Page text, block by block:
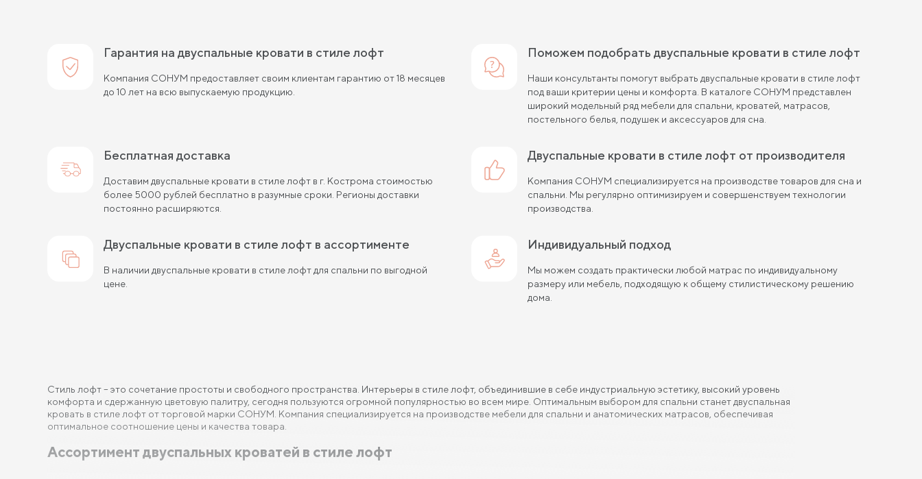
Гарантия на двуспальные кровати в стиле лофт
Компания СОНУМ предоставляет своим клиентам гарантию от 18 месяцев
до 10 лет на всю выпускаемую продукцию.
Поможем подобрать двуспальные кровати в стиле лофт
Наши консультанты помогут выбрать двуспальные кровати в стиле лофт
под ваши критерии цены и комфорта. В каталоге СОНУМ представлен
широкий модельный ряд мебели для спальни, кроватей, матрасов,
постельного белья, подушек и аксессуаров для сна.
Бесплатная доставка
Доставим двуспальные кровати в стиле лофт в г. Кострома стоимостью
более 5000 рублей бесплатно в разумные сроки. Регионы доставки
постоянно расширяются.
двуспальные кровати в стиле лофт от производителя
Компания СОНУМ специализируется на производстве товаров для сна и
спальни. Мы регулярно оптимизируем и совершенствуем технологии
производства.
двуспальные кровати в стиле лофт в ассортименте
В наличии двуспальные кровати в стиле лофт для спальни по выгодной
цене.
Индивидуальный подход
Мы можем создать практически любой матрас по индивидуальному
размеру или мебель, подходящую к общему стилистическому решению
дома.
Стиль лофт – это сочетание простоты и свободного пространства. Интерьеры в стиле лофт, объединившие в себе индустриальную эстетику, высокий уровень
комфорта и сдержанную цветовую палитру, сегодня пользуются огромной популярностью во всем мире. Оптимальным выбором для спальни станет двуспальная
кровать в стиле лофт от торговой марки СОНУМ. Компания специализируется на производстве мебели для спальни и анатомических матрасов, обеспечивая
оптимальное соотношение цены и качества товара.
Ассортимент двуспальных кроватей в стиле лофт